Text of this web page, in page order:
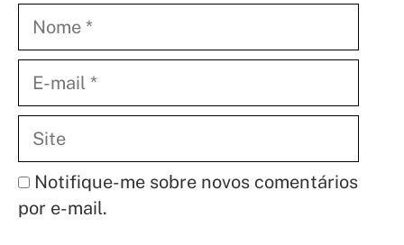
mail
Notifique-me sobre novos comentários
por e-mail.